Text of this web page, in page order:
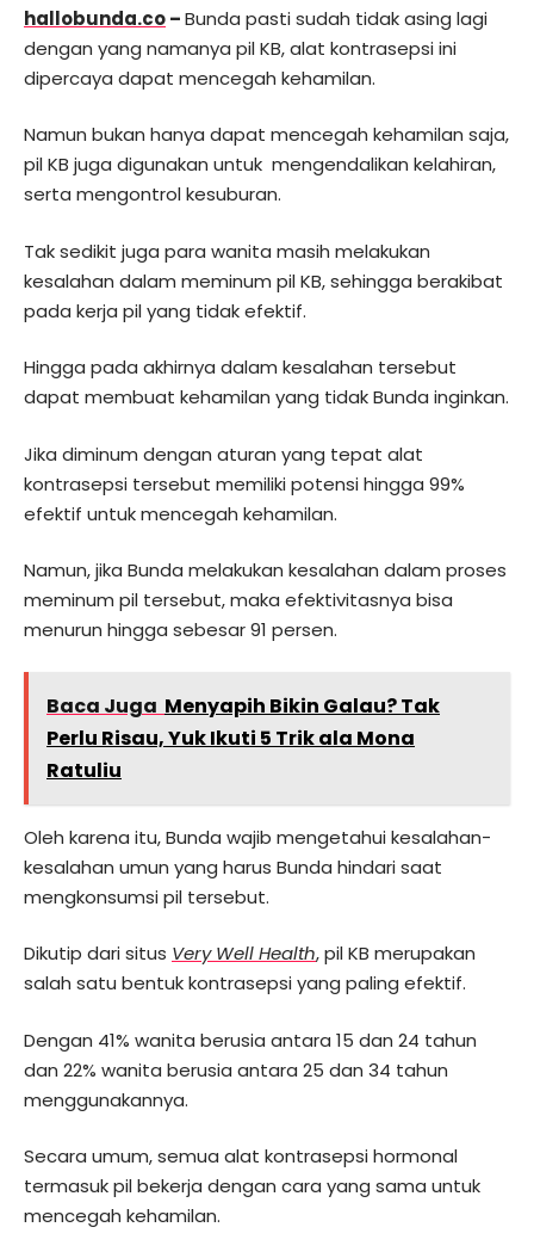
hallobunda.co–Bunda pasti sudah tidak asing lagi
dengan yang namanya pil KB, alat kontrasepsi ini
dipercaya dapat mencegah kehamilan.
Namun bukan hanya dapat mencegah kehamilan saja,
pil KB juga digunakan untuk mengendalikan kelahiran,
serta mengontrol kesuburan.
Tak sedikit juga para wanita masih melakukan
kesalahan dalam meminum pil KB, sehingga berakibat
pada kerja pil yang tidak efektif.
Hingga pada akhirnya dalam kesalahan tersebut
dapat membuat kehamilan yang tidak Bunda inginkan.
Jika diminum dengan aturan yang tepat alat
kontrasepsi tersebut memiliki potensi hingga 99%
efektif untuk mencegah kehamilan.
Namun, jika Bunda melakukan kesalahan dalam proses
meminum pil tersebut, maka efektivitasnya bisa
menurun hingga sebesar 91 persen.
Baca Juga Menyapih Bikin Galau? Tak
Perlu Risau, Yuk Ikuti 5 Trik ala Mona
Ratuliu
Oleh karena itu, Bunda wajib mengetahui kesalahan-
kesalahan umun yang harus Bunda hindari saat
mengkonsumsi pil tersebut.
Dikutip dari situs Very Well Health, pil KB merupakan
salah satu bentuk kontrasepsi yang paling efektif.
Dengan 41% wanita berusia antara 15 dan 24 tahun
dan 22% wanita berusia antara 25 dan 34 tahun
menggunakannya.
Secara umum, semua alat kontrasepsi hormonal
termasuk pil bekerja dengan cara yang sama untuk
mencegah kehamilan.